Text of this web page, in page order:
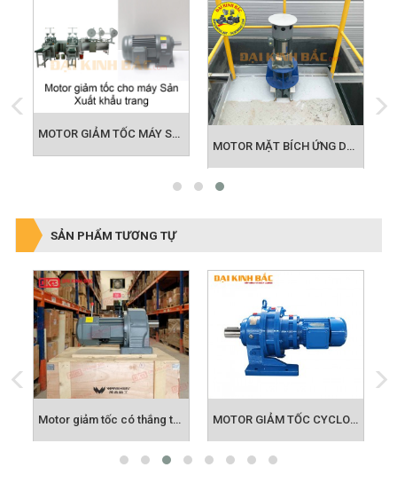
MOTOR MẶT BÍCH ỨNG DỤNG KHUẤY HÓA CHẤT
SẢN PHẨM TƯƠNG TỰ
Motor giảm tốc có thắng từ, phanh từ MOTOR GIẢM TỐC CYCLO KIỂU CHÂN ĐẾ